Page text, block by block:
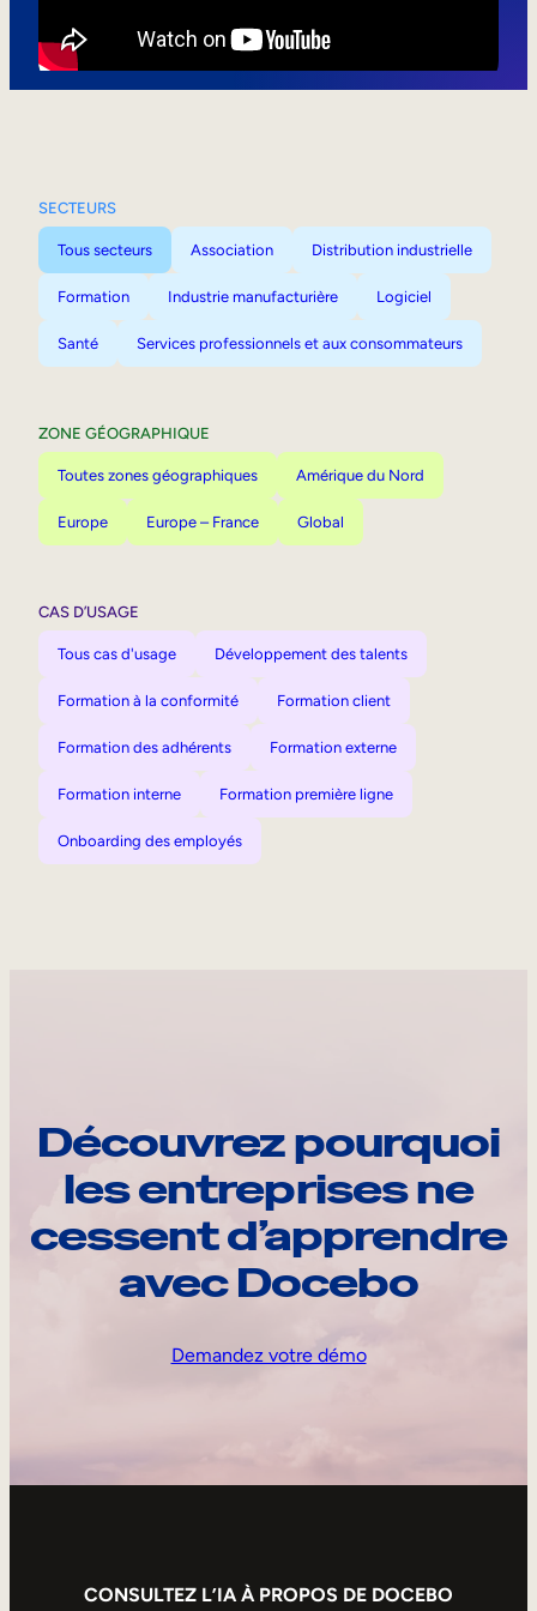
SECTEURS
Tous secteurs Association Distribution industrielle
Formation Industrie manufacturière Logiciel
Santé Services professionnels et aux consommateurs
ZONE GÉOGRAPHIQUE
Toutes zones géographiques Amérique du Nord
Europe Europe – France Global
CAS D’USAGE
Tous cas d'usage Développement des talents
Formation à la conformité Formation client
Formation des adhérents Formation externe
Formation interne Formation première ligne
Onboarding des employés
Découvrez pourquoi
les entreprises ne
cessent d’apprendre
avec Docebo
Demandez votre démo
CONSULTEZ L’IA À PROPOS DE DOCEBO